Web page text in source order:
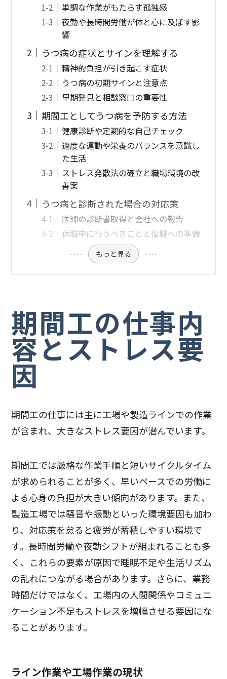
単調な作業がもたらす孤独感
夜勤や長時間労働が体と心に及ぼす影
響
うつ病の症状とサインを理解する
精神的負担が引き起こす症状
うつ病の初期サインと注意点
早期発見と相談窓口の重要性
期間工としてうつ病を予防する方法
健康診断や定期的な自己チェック
適度な運動や栄養のバランスを意識し
た生活
ストレス発散法の確立と職場環境の改
善案
うつ病と診断された場合の対応策
医師の診断書取得と会社への報告
休職中に行うべきことと復職への準備
もっと見る
期間工の仕事内
容とストレス要
因
期間工の仕事には主に工場や製造ラインでの作業
が含まれ、大きなストレス要因が潜んでいます。
期間工では厳格な作業手順と短いサイクルタイム
が求められることが多く、早いペースでの労働に
よる心身の負担が大きい傾向があります。また、
製造工場では騒音や振動といった環境要因も加わ
り、対応策を怠ると疲労が蓄積しやすい環境で
す。長時間労働や夜勤シフトが組まれることも多
く、これらの要素が原因で睡眠不足や生活リズム
の乱れにつながる場合があります。さらに、業務
時間だけではなく、工場内の人間関係やコミュニ
ケーション不足もストレスを増幅させる要因にな
ることがあります。
ライン作業や工場作業の現状